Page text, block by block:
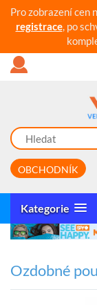
Pro zobrazení cen
registrace, po
OBCHODNÍK
Kategorie
Ozdobné